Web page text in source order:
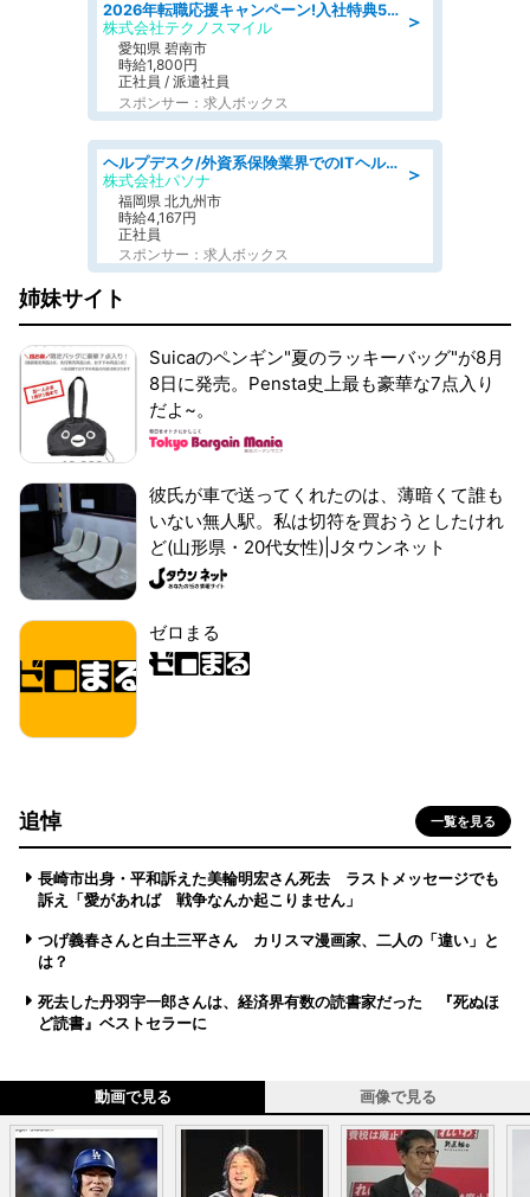
＞
2026年転職応援キャンペーン!入社特典58万円/デンソーで働こう!自動車工場で小型部品の検査業務 denso aichi
株式会社テクノスマイル
愛知県 碧南市
時給1,800円
正社員 / 派遣社員
スポンサー：求人ボックス
＞
ヘルプデスク/外資系保険業界でのITヘルプデスク業務/駅近/即日勤務可/ヘルプデスク
株式会社パソナ
福岡県 北九州市
時給4,167円
正社員
スポンサー：求人ボックス
姉妹サイト
Suicaのペンギン"夏のラッキーバッグ"が8月
8日に発売。Pensta史上最も豪華な7点入り
だよ~。
彼氏が車で送ってくれたのは、薄暗くて誰も
いない無人駅。私は切符を買おうとしたけれ
ど(山形県・20代女性)|Jタウンネット
ゼロまる
追悼 一覧を見る
長崎市出身・平和訴えた美輪明宏さん死去 ラストメッセージでも
訴え「愛があれば 戦争なんか起こりません」
つげ義春さんと白土三平さん カリスマ漫画家、二人の「違い」と
は？
死去した丹羽宇一郎さんは、経済界有数の読書家だった 『死ぬほ
ど読書』ベストセラーに
動画で見る 画像で見る